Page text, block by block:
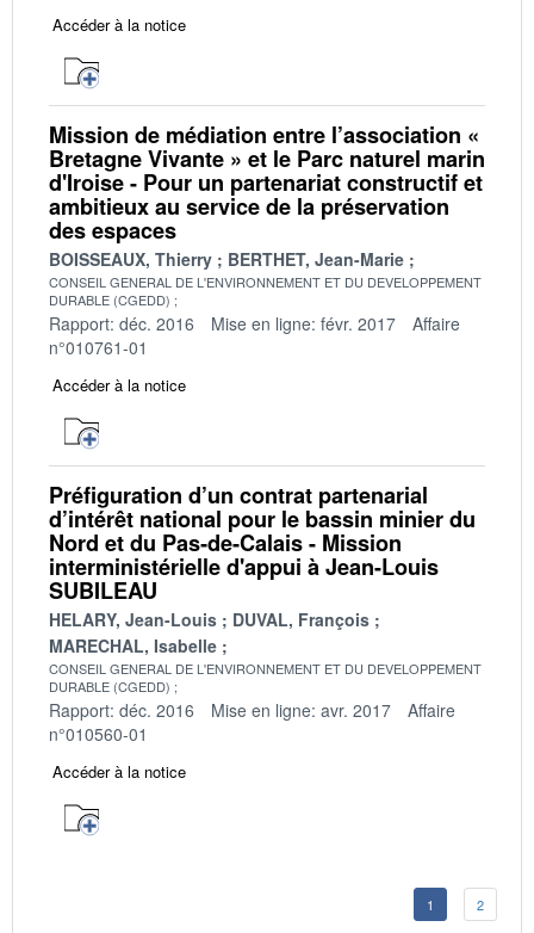
Accéder à la notice
Mission de médiation entre l’association «
Bretagne Vivante » et le Parc naturel marin
d'Iroise - Pour un partenariat constructif et
ambitieux au service de la préservation
des espaces
BOISSEAUX, Thierry BERTHET, Jean-Marie
CONSEIL GENERAL DE L'ENVIRONNEMENT ET DU DEVELOPPEMENT
DURABLE (CGEDD)
Rapport: déc. 2016 Mise en ligne: févr. 2017
Affaire
n°010761-01
Accéder à la notice
Préfiguration d’un contrat partenarial
d’intérêt national pour le bassin minier du
Nord et du Pas‐de‐Calais - Mission
interministérielle d'appui à Jean-Louis
SUBILEAU
HELARY, Jean-Louis
DUVAL, François
MARECHAL, Isabelle
CONSEIL GENERAL DE L'ENVIRONNEMENT ET DU DEVELOPPEMENT
DURABLE (CGEDD)
Rapport: déc. 2016 Mise en ligne: avr. 2017
Affaire
n°010560-01
Accéder à la notice
1 2